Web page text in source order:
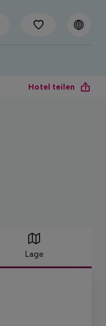
Hotel teilen
Lage